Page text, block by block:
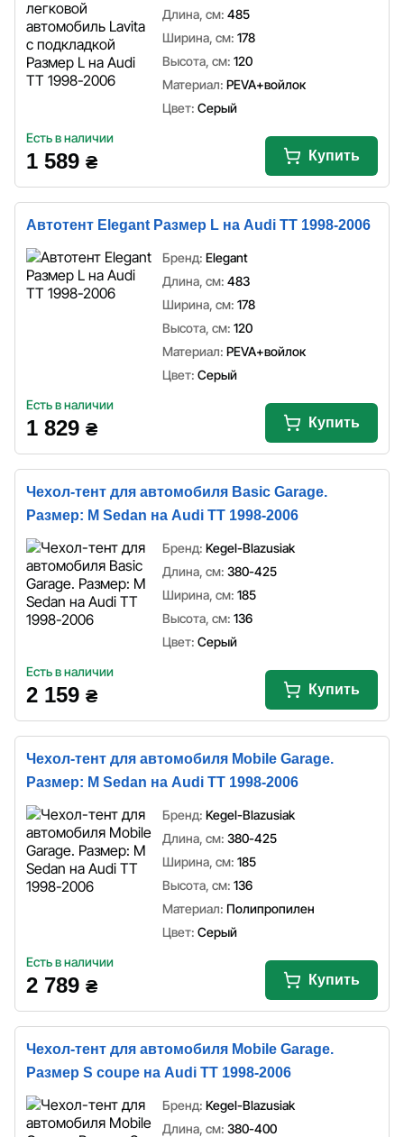
Длина, см: 485
Ширина, см: 178
Высота, см: 120
Материал: PEVA+войлок
Цвет: Серый
Есть в наличии
1 589 ₴ Купить
Автотент Elegant Размер L на Audi TT 1998-2006
Бренд: Elegant
Длина, см: 483
Ширина, см: 178
Высота, см: 120
Материал: PEVA+войлок
Цвет: Серый
Есть в наличии
1 829 ₴ Купить
Чехол-тент для автомобиля Basic Garage.
Размер: M Sedan на Audi TT 1998-2006
Бренд: Kegel-Blazusiak
Длина, см: 380-425
Ширина, см: 185
Высота, см: 136
Цвет: Серый
Есть в наличии
2 159 ₴ Купить
Чехол-тент для автомобиля Mobile Garage.
Размер: M Sedan на Audi TT 1998-2006
Бренд: Kegel-Blazusiak
Длина, см: 380-425
Ширина, см: 185
Высота, см: 136
Материал: Полипропилен
Цвет: Серый
Есть в наличии
2 789 ₴ Купить
Чехол-тент для автомобиля Mobile Garage.
Размер S coupe на Audi TT 1998-2006
Бренд: Kegel-Blazusiak
Длина, см: 380-400